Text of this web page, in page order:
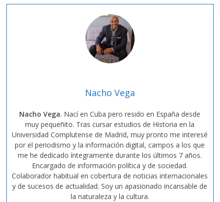
Nacho Vega
Nacho Vega. Nací en Cuba pero resido en España desde
muy pequeñito. Tras cursar estudios de Historia en la
Universidad Complutense de Madrid, muy pronto me interesé
por el periodismo y la información digital, campos a los que
me he dedicado íntegramente durante los últimos 7 años.
Encargado de información política y de sociedad.
Colaborador habitual en cobertura de noticias internacionales
y de sucesos de actualidad. Soy un apasionado incansable de
la naturaleza y la cultura.